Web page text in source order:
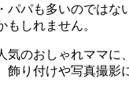
パパも多いのではな
しれません。
気のおしゃれママに
飾り付けや写真撮影